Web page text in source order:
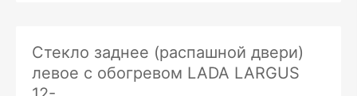
Стекло заднее (распашной двери)
левое с обогревом LADA LARGUS